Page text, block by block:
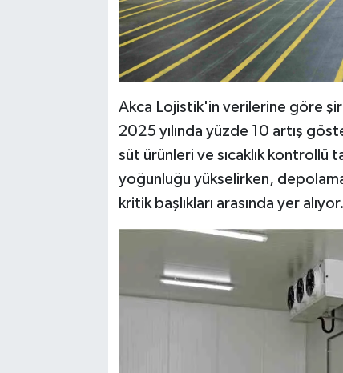
Akca Lojistik'in verilerine göre
2025 yılında yüzde 10 artış
süt ürünleri ve sıcaklık kontrollü
yoğunluğu yükselirken,
kritik başlıkları arasında yer alıyor.